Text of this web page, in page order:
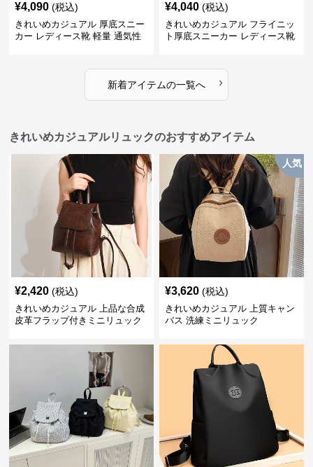
¥4,090 (税込)
きれいめカジュアル 厚底スニー
カー レディース靴 軽量 通気性
¥4,040 (税込)
きれいめカジュアル フライニッ
ト厚底スニーカー レディース靴
ズ
新着アイテムの一覧へ ›
きれいめカジュアルリュックのおすすめアイテム
¥2,420 (税込)
きれいめカジュアル 上品な合成
皮革フラップ付きミニリュック
人気
¥3,620 (税込)
きれいめカジュアル 上質キャン
バス 洗練ミニリュック